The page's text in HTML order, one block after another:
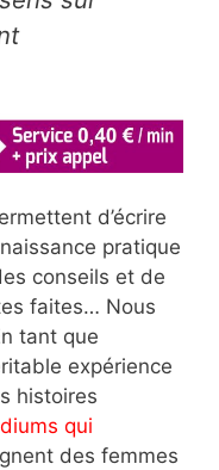
d’écrire
pratique
conseils et de
faites… Nous
tant que
expérience
histoires
qui
des femmes